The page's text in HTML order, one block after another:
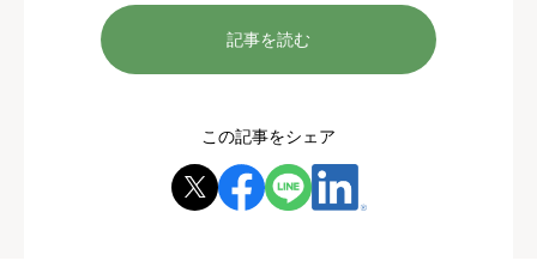
記事を読む
この記事をシェア